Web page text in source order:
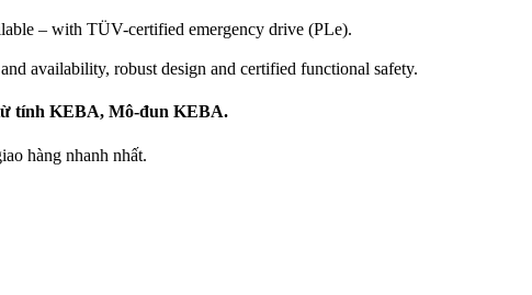
– with TÜV-certified emergency drive (PLe).
availa­bility, robust design and certified functional safety.
tính KEBA, Mô-đun KEBA.
hàng nhanh nhất.